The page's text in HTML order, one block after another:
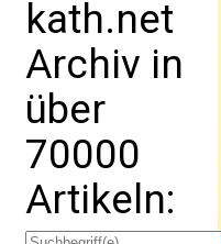
kath.net
Archiv in
über
70000
Artikeln: